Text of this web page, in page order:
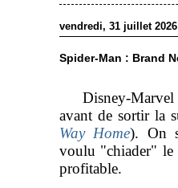
vendredi, 31 juillet 2026
Spider-Man : Brand
Disney-Marvel
avant de sortir la
Way Home). On
voulu "chiader" le
profitable.